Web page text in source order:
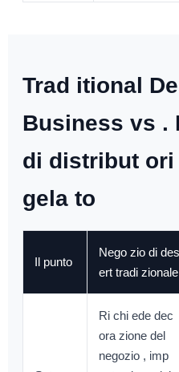
Trad itional
Business vs .
di distribut
gela to
Il punto
Nego zio di
ert tradi zionale
Ri chi ede dec
ora zione del
negozio , imp